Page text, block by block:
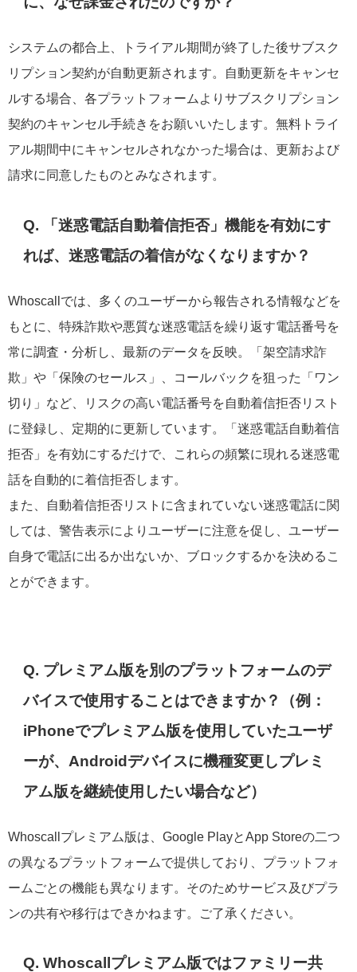
システムの都合上、トライアル期間が終了した後サブスク
リプション契約が自動更新されます。自動更新をキャンセ
ルする場合、各プラットフォームよりサブスクリプション
契約のキャンセル手続きをお願いいたします。無料トライ
アル期間中にキャンセルされなかった場合は、更新および
請求に同意したものとみなされます。
Q. 「迷惑電話自動着信拒否」機能を有効にす
れば、迷惑電話の着信がなくなりますか？
Whoscallでは、多くのユーザーから報告される情報などを
もとに、特殊詐欺や悪質な迷惑電話を繰り返す電話番号を
常に調査・分析し、最新のデータを反映。「架空請求詐
欺」や「保険のセールス」、コールバックを狙った「ワン
切り」など、リスクの高い電話番号を自動着信拒否リスト
に登録し、定期的に更新しています。「迷惑電話自動着信
拒否」を有効にするだけで、これらの頻繁に現れる迷惑電
話を自動的に着信拒否します。
また、自動着信拒否リストに含まれていない迷惑電話に関
しては、警告表示によりユーザーに注意を促し、ユーザー
自身で電話に出るか出ないか、ブロックするかを決めるこ
とができます。
Q. プレミアム版を別のプラットフォームのデ
バイスで使用することはできますか？（例：
iPhoneでプレミアム版を使用していたユーザ
ーが、Androidデバイスに機種変更しプレミ
アム版を継続使用したい場合など）
Whoscallプレミアム版は、Google PlayとApp Storeの二つ
の異なるプラットフォームで提供しており、プラットフォ
ームごとの機能も異なります。そのためサービス及びプラ
ンの共有や移行はできかねます。ご了承ください。
Q. Whoscallプレミアム版ではファミリー共